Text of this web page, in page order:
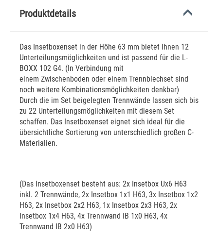
Produktdetails
Das Insetboxenset in der Höhe 63 mm bietet Ihnen 12
Unterteilungsmöglichkeiten und ist passend für die L-
BOXX 102 G4. (In Verbindung mit
einem Zwischenboden oder einem Trennblechset sind
noch weitere Kombinationsmöglichkeiten denkbar)
Durch die im Set beigelegten Trennwände lassen sich bis
zu 22 Unterteilungsmöglichkeiten mit diesem Set
schaffen. Das Insetboxenset eignet sich ideal für die
übersichtliche Sortierung von unterschiedlich großen C-
Materialien.
(Das Insetboxenset besteht aus: 2x Insetbox Ux6 H63
inkl. 2 Trennwände, 2x Insetbox 1x1 H63, 3x Insetbox 1x2
H63, 2x Insetbox 2x2 H63, 1x Insetbox 2x3 H63, 2x
Insetbox 1x4 H63, 4x Trennwand IB 1x0 H63, 4x
Trennwand IB 2x0 H63)